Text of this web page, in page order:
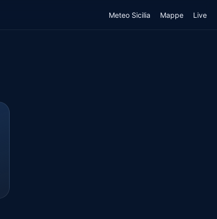
Meteo Sicilia Mappe Live